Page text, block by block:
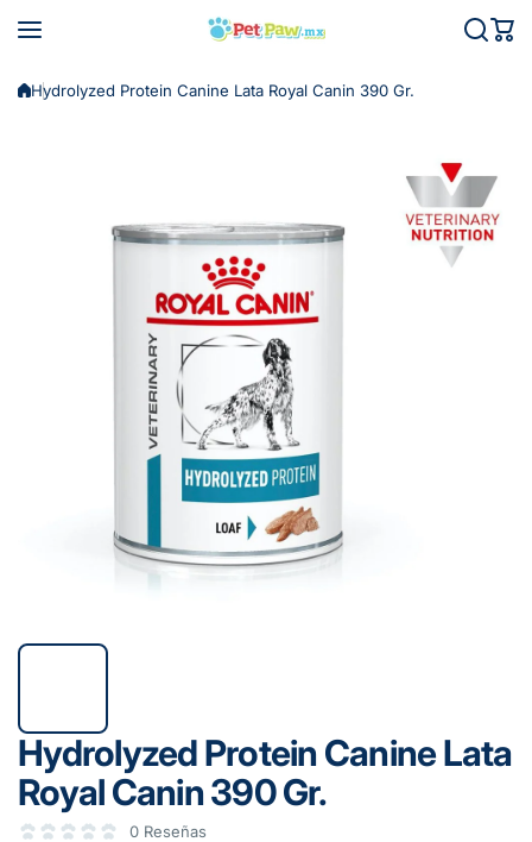
Hydrolyzed Protein Canine Lata Royal Canin 390 Gr.
Hydrolyzed Protein Canine Lata
Royal Canin 390 Gr.
0 Reseñas